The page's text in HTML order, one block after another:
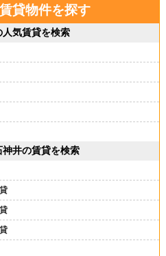
貸物件を探す
人気賃貸を検索
井の賃貸を検索